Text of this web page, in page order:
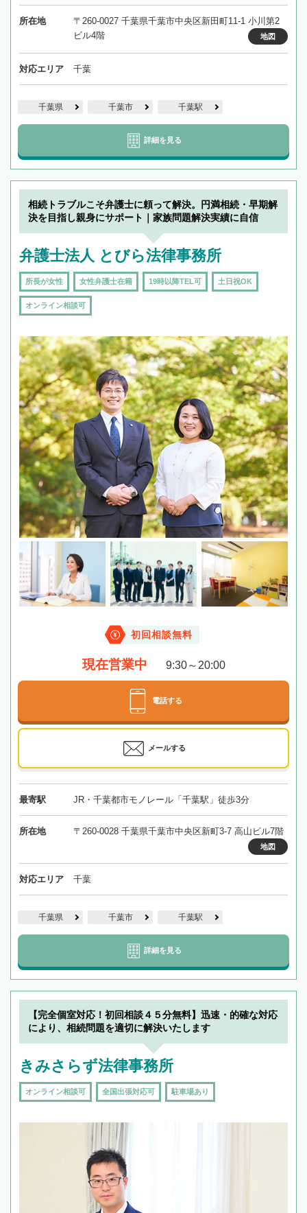
所在地
〒260-0027 千葉県千葉市中央区新田町11-1 小川第2
ビル4階
地図
対応エリア 千葉
千葉県 千葉市 千葉駅
詳細を見る
相続トラブルこそ弁護士に頼って解決。円満相続・早期解
決を目指し親身にサポート｜家族問題解決実績に自信
弁護士法人 とびら法律事務所
所長が女性 女性弁護士在籍 19時以降TEL可 土日祝OK
オンライン相談可
初回相談無料
現在営業中 9:30～20:00
電話する
メールする
最寄駅 JR・千葉都市モノレール「千葉駅」徒歩3分
所在地 〒260-0028 千葉県千葉市中央区新町3-7 高山ビル7階
地図
対応エリア 千葉
千葉県 千葉市 千葉駅
詳細を見る
【完全個室対応！初回相談４５分無料】迅速・的確な対応
により、相続問題を適切に解決いたします
きみさらず法律事務所
オンライン相談可 全国出張対応可 駐車場あり